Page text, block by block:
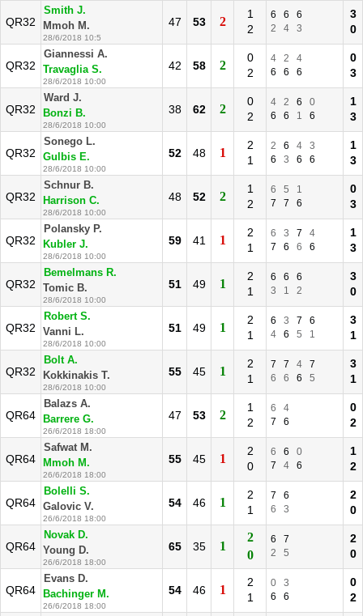
QR32
Smith J.
Mmoh M.
28/6/2018 10:5
47 53 2
1
2
6 6
6
2
4 3
3
0
QR32
Giannessi A.
Travaglia S.
28/6/2018 10:00
42 58 2
0
2
4 2
4
6
6 6
0
3
QR32
Ward J.
Bonzi B.
28/6/2018 10:00
38 62 2
0
2
4 2 6
0
6
6 1 6
1
3
QR32
Sonego L.
Gulbis E.
28/6/2018 10:00
52 48 1
2
1
2 6 4
3
6
3 6 6
1
3
QR32
Schnur B.
Harrison C.
28/6/2018 10:00
48 52 2
1
2
6 5
1
7
7 6
0
3
QR32
Polansky P.
Kubler J.
28/6/2018 10:00
59 41 1
2
1
6 3 7
4
7
6 6 6
1
3
QR32
Bemelmans R.
Tomic B.
28/6/2018 10:00
51 49 1
2
1
6 6
6
3
1 2
3
0
QR32
Robert S.
Vanni L.
28/6/2018 10:00
51 49 1
2
1
6 3 7
6
4
6 5 1
3
1
QR32
Bolt A.
Kokkinakis T.
28/6/2018 10:00
55 45 1
2
1
7 7 4
7
6
6 6 5
3
1
QR64
Balazs A.
Barrere G.
26/6/2018 18:00
47 53 2
1
2
6
4
7
6
0
2
QR64
Safwat M.
Mmoh M.
26/6/2018 18:00
55 45 1
2
0
6 6
0
7
4 6
1
2
QR64
Bolelli S.
Galovic V.
26/6/2018 18:00
54 46 1
2
1
7
6
6
3
2
0
QR64
Novak D.
Young D.
26/6/2018 18:00
65 35 1
2
0
6
7
2
5
2
0
QR64
Evans D.
Bachinger M.
26/6/2018 18:00
54 46 1
2
1
0
3
6
6
0
2